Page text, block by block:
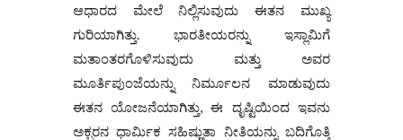
ಆಧಾರದ ಮೇಲೆ ನಿಲ್ಲಿಸುವುದು ಈತನ ಮುಖ್ಯ
ಗುರಿಯಾಗಿತ್ತು. ಭಾರತೀಯರನ್ನು ಇಸ್ಲಾಮಿಗೆ
ಮತಾಂತರಗೊಳಿಸುವುದು ಮತ್ತು ಅವರ
ಮೂರ್ತಿಪುಂಜೆಯನ್ನು ನಿರ್ಮೂಲನ ಮಾಡುವುದು
ಈತನ ಯೋಜನೆಯಾಗಿತ್ತು, ಈ ದೃಷ್ಟಿಯಿಂದ ಇವನು
ಅಕ್ಬರನ ಧಾರ್ಮಿಕ ಸಹಿಷ್ಣುತಾ ನೀತಿಯನ್ನು ಬದಿಗೊತ್ತಿ